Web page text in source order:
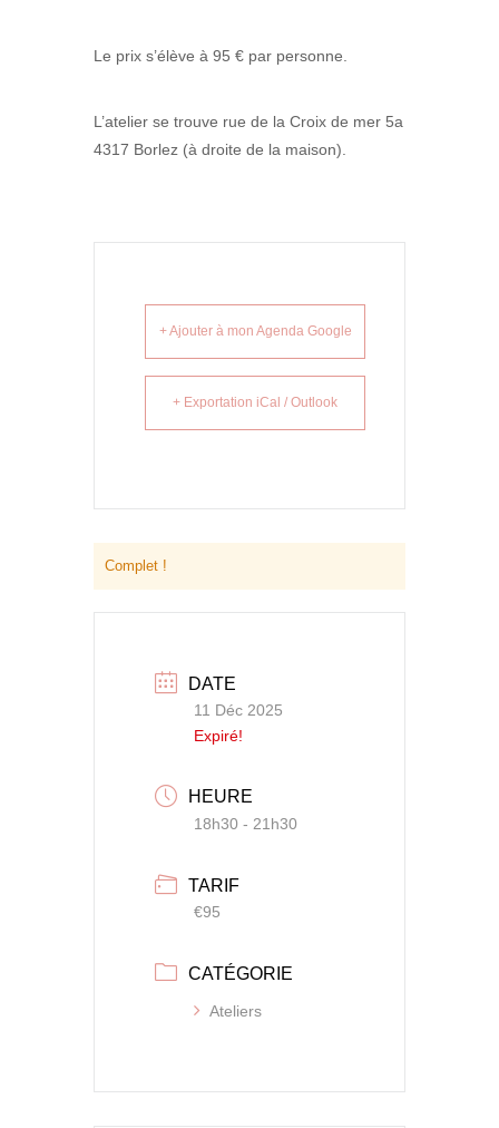
Le prix s’élève à 95 € par personne.
L’atelier se trouve rue de la Croix de mer 5a
4317 Borlez (à droite de la maison).
+ Ajouter à mon Agenda Google
+ Exportation iCal / Outlook
Complet !
DATE
11 Déc 2025
Expiré!
HEURE
18h30 - 21h30
TARIF
€95
CATÉGORIE
Ateliers